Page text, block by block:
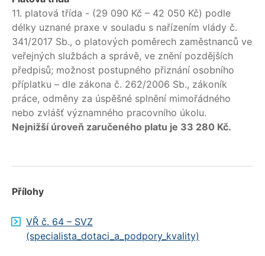
11. platová třída - (29 090 Kč – 42 050 Kč) podle
délky uznané praxe v souladu s nařízením vlády č.
341/2017 Sb., o platových poměrech zaměstnanců ve
veřejných službách a správě, ve znění pozdějších
předpisů; možnost postupného přiznání osobního
příplatku – dle zákona č. 262/2006 Sb., zákoník
práce, odměny za úspěšné splnění mimořádného
nebo zvlášť významného pracovního úkolu.
Nejnižší úroveň zaručeného platu je 33 280 Kč.
Přílohy
VŘ č. 64 – SVZ
(specialista_dotaci_a_podpory_kvality)